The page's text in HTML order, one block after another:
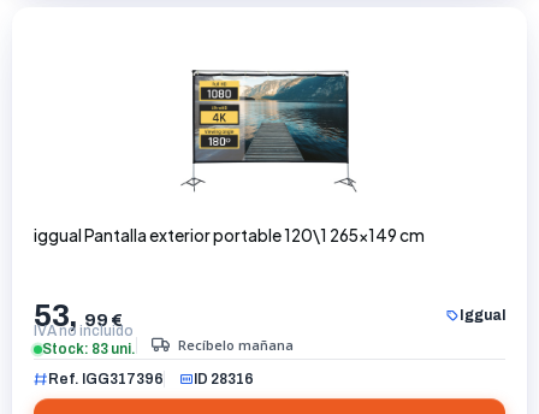
iggual Pantalla exterior portable 120\1 265x149 cm
53, 99 €
Iggual
IVA no incluido
Stock: 83 uni.
Recíbelo mañana
Ref. IGG317396 ID 28316